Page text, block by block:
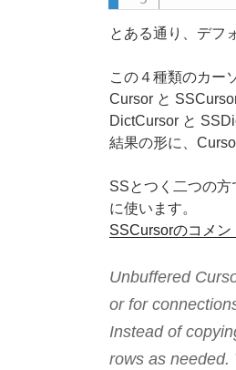
とある通り、デフ
この４種類のカー
Cursor と
DictCursor と
結果の形に、
SSとつく二つの
に使います。
SSCursorのコメン
Unbuffered
or for
Instead of
rows as needed.